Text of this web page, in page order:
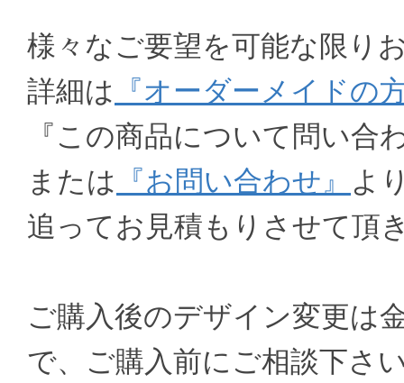
様々なご要望を可能な限り
詳細は 『オーダーメイドの
『この商品について問い合
または 『お問い合わせ』
よ
追ってお見積もりさせて頂
ご購入後のデザイン変更は
で、ご購入前にご相談下さ